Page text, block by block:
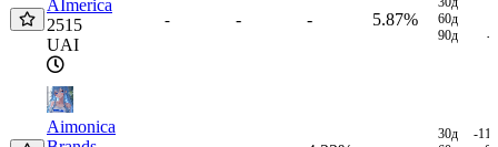
AImerica
2515
UAI
- - - 5.87%
60д
90д
-
Aimonica
30д
-